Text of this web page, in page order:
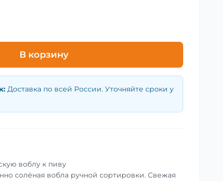
В корзину
: Доставка по всей России. Уточняйте сроки у
воблу к пиву
солёная вобла ручной сортировки. Свежая